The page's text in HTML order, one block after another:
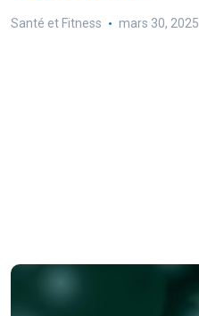
Santé et Fitness mars 30, 2025